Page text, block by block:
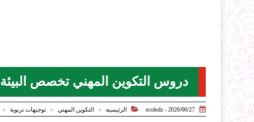
دروس التكوين المهني تخصص البيئة

2026/06/27 - ecoledz
 الرئيسية > التكوين المهني > توجيهات تربوية >